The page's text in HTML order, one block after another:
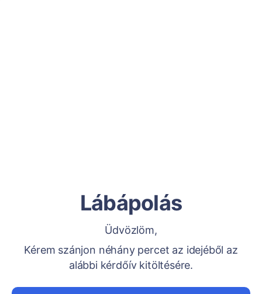
Lábápolás
Üdvözlöm,
Kérem szánjon néhány percet az idejéből az
alábbi kérdőív kitöltésére.